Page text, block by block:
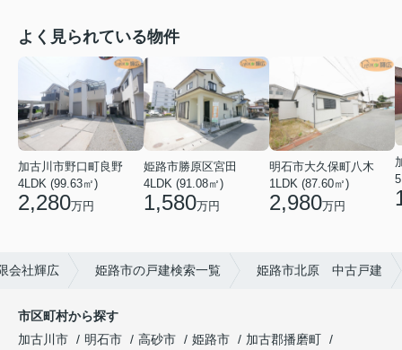
よく見られている物件
加古川市野口町良野
4LDK (99.63㎡)
2,280万円
姫路市勝原区宮田
4LDK (91.08㎡)
1,580万円
明石市大久保町八木
1LDK (87.60㎡)
2,980万円
会社輝広 姫路市の戸建検索一覧 姫路市北原 中古戸建
市区町村から探す
加古川市
明石市 高砂市 姫路市
加古郡播磨町